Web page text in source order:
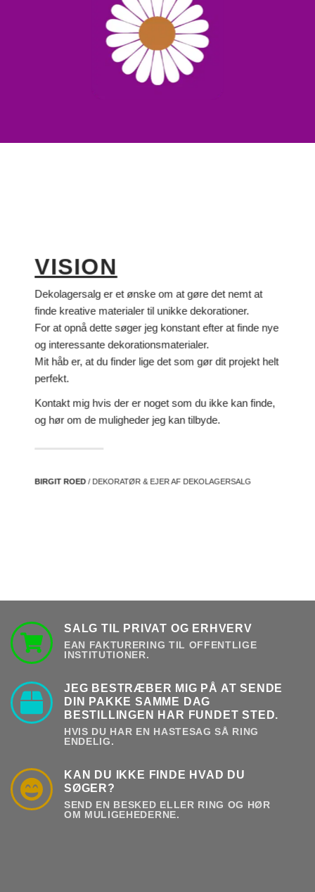
VISION
Dekolagersalg er et ønske om at gøre det nemt at
finde kreative materialer til unikke dekorationer.
For at opnå dette søger jeg konstant efter at finde nye
og interessante dekorationsmaterialer.
Mit håb er, at du finder lige det som gør dit projekt helt
perfekt.
Kontakt mig hvis der er noget som du ikke kan finde,
og hør om de muligheder jeg kan tilbyde.
BIRGIT ROED/ DEKORATØR & EJER AF DEKOLAGERSALG
SALG TIL PRIVAT OG ERHVERV
EAN FAKTURERING TIL OFFENTLIGE
INSTITUTIONER.
JEG BESTRÆBER MIG PÅ AT SENDE
DIN PAKKE SAMME DAG
BESTILLINGEN HAR FUNDET STED.
HVIS DU HAR EN HASTESAG SÅ RING
ENDELIG.
KAN DU IKKE FINDE HVAD DU
SØGER?
SEND EN BESKED ELLER RING OG HØR
OM MULIGEHEDERNE.